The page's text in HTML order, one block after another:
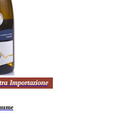
Importazione